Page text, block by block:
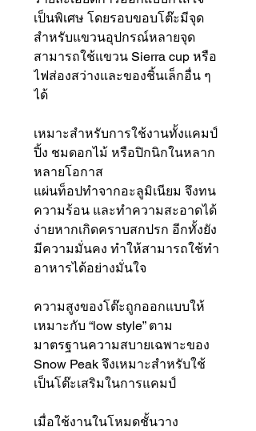
เป็นพิเศษ โดยรอบขอบโต๊ะมีจุด
สำหรับแขวนอุปกรณ์หลายจุด
สามารถใช้แขวน Sierra cup หรือ
ไฟส่องสว่างและของชิ้นเล็กอื่น ๆ
ได้
เหมาะสำหรับการใช้งานทั้งแคมป์
ปิ้ง ชมดอกไม้ หรือปิกนิกในหลาก
หลายโอกาส
แผ่นท็อปทำจากอะลูมิเนียม จึงทน
ความร้อน และทำความสะอาดได้
ง่ายหากเกิดคราบสกปรก อีกทั้งยัง
มีความมั่นคง ทำให้สามารถใช้ทำ
อาหารได้อย่างมั่นใจ
ความสูงของโต๊ะถูกออกแบบให้
เหมาะกับ “low style” ตาม
มาตรฐานความสบายเฉพาะของ
Snow Peak จึงเหมาะสำหรับใช้
เป็นโต๊ะเสริมในการแคมป์
เมื่อใช้งานในโหมดชั้นวาง